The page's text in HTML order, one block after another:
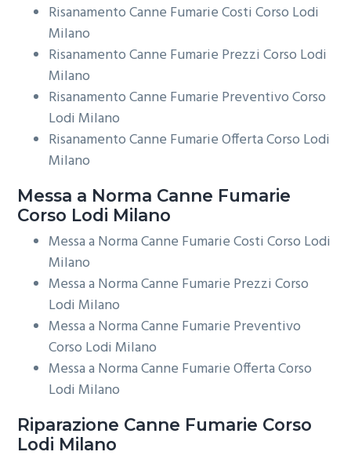
Risanamento Canne Fumarie Costi Corso Lodi
Milano
Risanamento Canne Fumarie Prezzi Corso Lodi
Milano
Risanamento Canne Fumarie Preventivo Corso
Lodi Milano
Risanamento Canne Fumarie Offerta Corso Lodi
Milano
Messa a Norma Canne Fumarie
Corso Lodi Milano
Messa a Norma Canne Fumarie Costi Corso Lodi
Milano
Messa a Norma Canne Fumarie Prezzi Corso
Lodi Milano
Messa a Norma Canne Fumarie Preventivo
Corso Lodi Milano
Messa a Norma Canne Fumarie Offerta Corso
Lodi Milano
Riparazione Canne Fumarie Corso
Lodi Milano